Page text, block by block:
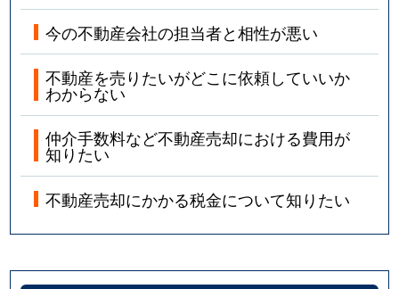
今の不動産会社の担当者と相性が悪い
不動産を売りたいがどこに依頼していいか
わからない
仲介手数料など不動産売却における費用が
知りたい
不動産売却にかかる税金について知りたい